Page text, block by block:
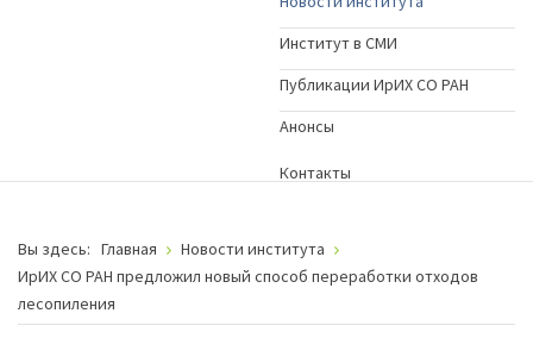
Институт в СМИ
Публикации ИрИХ СО РАН
Анонсы
Контакты
Вы здесь: Главная
Новости института
ИрИХ СО РАН предложил новый способ переработки отходов
лесопиления